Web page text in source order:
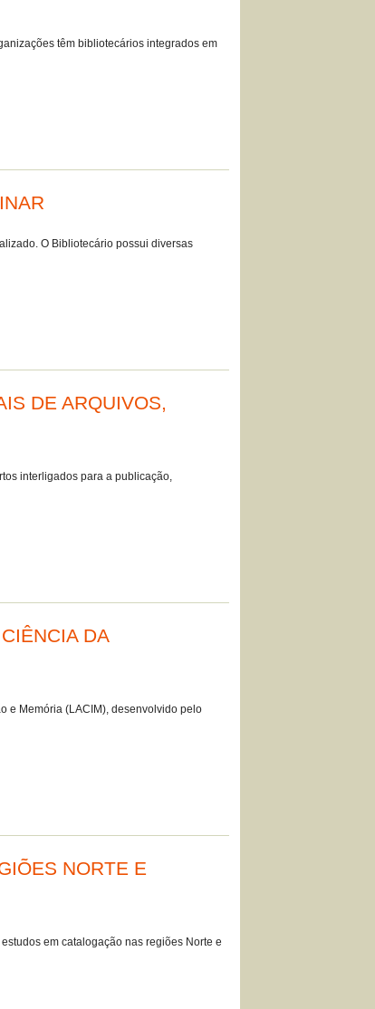
têm bibliotecários integrados em
O Bibliotecário possui diversas
DE ARQUIVOS,
interligados para a publicação,
DA
e Memória (LACIM), desenvolvido pelo
NORTE E
em catalogação nas regiões Norte e